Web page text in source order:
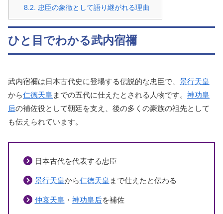
8.2. 忠臣の象徴として語り継がれる理由
ひと目でわかる武内宿禰
武内宿禰は日本古代史に登場する伝説的な忠臣で、 景行天皇
から仁徳天皇 までの五代に仕えたとされる人物です。 神功皇
后の補佐役として朝廷を支え、後の多くの豪族の祖先として
も伝えられています。
日本古代を代表する忠臣
景行天皇から仁徳天皇 まで仕えたと伝わる
仲哀天皇 ・ 神功皇后を補佐